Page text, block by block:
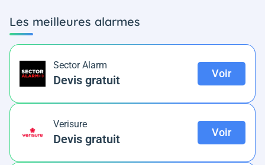
Les meilleures alarmes
Sector Alarm
Devis gratuit Voir
Verisure
Devis gratuit Voir